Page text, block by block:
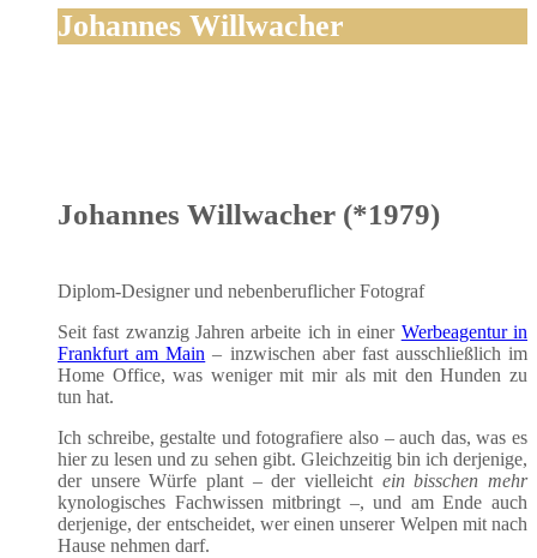
Johannes Willwacher
Johannes Willwacher (*1979)
Diplom-Desi­gner und neben­be­ruf­li­cher Fotograf
Seit fast zwan­zig Jah­ren arbei­te ich in einer Wer­be­agen­tur in
Frank­furt am Main – inzwi­schen aber fast aus­schließ­lich im
Home Office, was weni­ger mit mir als mit den Hun­den zu
tun hat.
Ich schrei­be, gestal­te und foto­gra­fie­re also – auch das, was es
hier zu lesen und zu sehen gibt. Gleich­zei­tig bin ich der­je­ni­ge,
der unse­re Wür­fe plant – der viel­leicht ein biss­chen mehr
kyno­lo­gi­sches Fach­wis­sen mit­bringt –, und am Ende auch
der­je­ni­ge, der ent­schei­det, wer einen unse­rer Wel­pen mit nach
Hau­se neh­men darf.